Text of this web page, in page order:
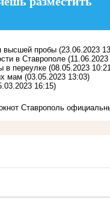
высшей пробы (23.06.2023
в Ставрополе
в переулке (08.05.2023
мам (03.05.2023 13:03)
16:15)
Ставрополь